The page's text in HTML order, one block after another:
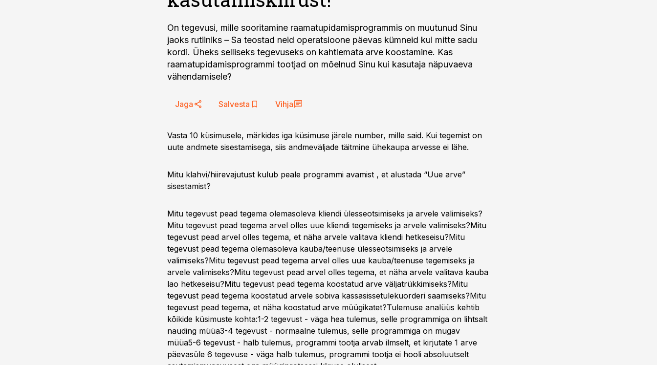
On tegevusi, mille sooritamine raamatupidamisprogrammis on muutunud Sinu
jaoks rutiiniks – Sa teostad neid operatsioone päevas kümneid kui mitte sadu
kordi. Üheks selliseks tegevuseks on kahtlemata arve koostamine. Kas
raamatupidamisprogrammi tootjad on mõelnud Sinu kui kasutaja näpuvaeva
vähendamisele?
Jaga Salvesta Vihja
Vasta 10 küsimusele, märkides iga küsimuse järele number, mille said. Kui tegemist on
uute andmete sisestamisega, siis andmeväljade täitmine ühekaupa arvesse ei lähe.
Mitu klahvi/hiirevajutust kulub peale programmi avamist , et alustada “Uue arve”
sisestamist?
Mitu tegevust pead tegema olemasoleva kliendi ülesseotsimiseks ja arvele valimiseks?
Mitu tegevust pead tegema arvel olles uue kliendi tegemiseks ja arvele valimiseks?Mitu
tegevust pead arvel olles tegema, et näha arvele valitava kliendi hetkeseisu?Mitu
tegevust pead tegema olemasoleva kauba/teenuse ülesseotsimiseks ja arvele
valimiseks?Mitu tegevust pead tegema arvel olles uue kauba/teenuse tegemiseks ja
arvele valimiseks?Mitu tegevust pead arvel olles tegema, et näha arvele valitava kauba
lao hetkeseisu?Mitu tegevust pead tegema koostatud arve väljatrükkimiseks?Mitu
tegevust pead tegema koostatud arvele sobiva kassasissetulekuorderi saamiseks?Mitu
tegevust pead tegema, et näha koostatud arve müügikatet?Tulemuse analüüs kehtib
kõikide küsimuste kohta:1-2 tegevust - väga hea tulemus, selle programmiga on lihtsalt
nauding müüa3-4 tegevust - normaalne tulemus, selle programmiga on mugav
müüa5-6 tegevust - halb tulemus, programmi tootja arvab ilmselt, et kirjutate 1 arve
päevasüle 6 tegevuse - väga halb tulemus, programmi tootja ei hooli absoluutselt